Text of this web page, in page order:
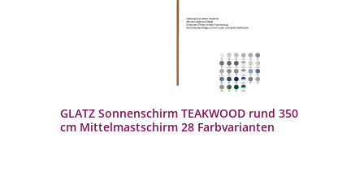
GLATZ Sonnenschirm TEAKWOOD rund 350
cm Mittelmastschirm 28 Farbvarianten